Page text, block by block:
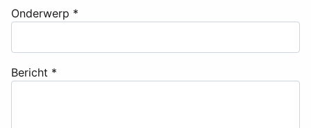
Onderwerp *
Bericht *